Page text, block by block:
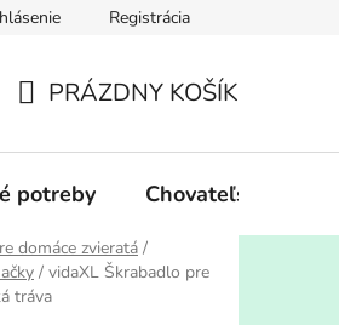
Registrácia
KOŠÍK
PRÁZDNY KOŠÍK
potreby Chovateľské
domáce zvieratá /
/ vidaXL Škrabadlo pre
tráva